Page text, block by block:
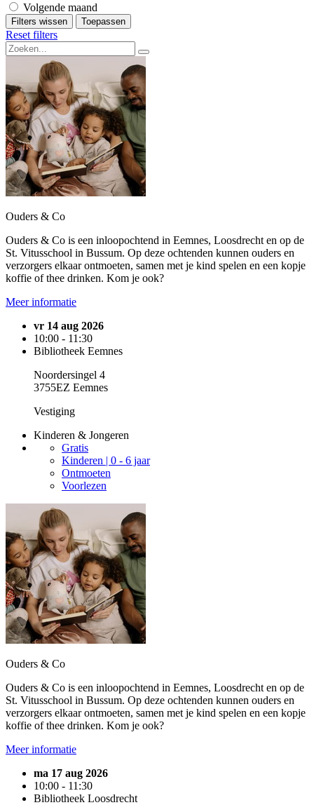
Volgende maand
Filters wissen Toepassen
Reset filters
Ouders & Co
Ouders & Co is een inloopochtend in Eemnes, Loosdrecht en op de
St. Vitusschool in Bussum. Op deze ochtenden kunnen ouders en
verzorgers elkaar ontmoeten, samen met je kind spelen en een kopje
koffie of thee drinken. Kom je ook?
Meer informatie
vr 14 aug 2026
10:00 - 11:30
Bibliotheek Eemnes
Noordersingel 4
3755EZ Eemnes
Vestiging
Kinderen & Jongeren
Gratis
Kinderen | 0 - 6 jaar
Ontmoeten
Voorlezen
Ouders & Co
Ouders & Co is een inloopochtend in Eemnes, Loosdrecht en op de
St. Vitusschool in Bussum. Op deze ochtenden kunnen ouders en
verzorgers elkaar ontmoeten, samen met je kind spelen en een kopje
koffie of thee drinken. Kom je ook?
Meer informatie
ma 17 aug 2026
10:00 - 11:30
Bibliotheek Loosdrecht